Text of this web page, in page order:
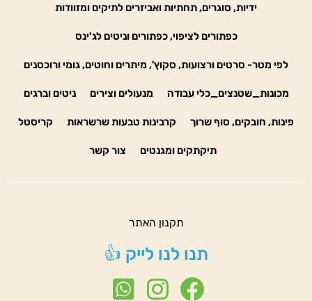
ידיות, סוגרים, תחתיות ואביזרים לתיקים ומזוודות
כפתורים לציפוי, כפתורים וניטים לג'ינס
לפי מטר- סרטים ורצועות, סקוץ', מיתרים וחוטים, גומי ורוכסנים
מכונות_שטנצים_כלי עבודה מנעולים וצירים ניטים וברגים
פינות, חובקים, סוף שרוך קרבינות טבעות שרשראות קריסטל
תיקתקים ומגנטים צור קשר
תקנון האתר
תנו לנו לייק 👍